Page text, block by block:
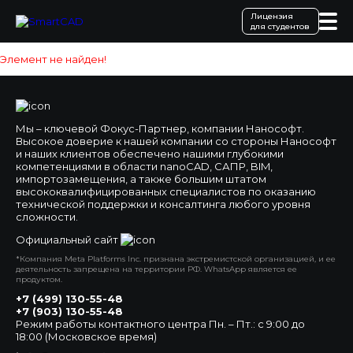
Лицензия
для студентов
Элемент не найден!
Мы – ключевой Фокус-Партнер, компании Нанософт.
Высокое доверие к нашей компании со стороны Нанософт
и наших клиентов обеспечено нашими глубокими
компетенциями в области nanoCAD, САПР, BIM,
импортозамещения, а также большим штатом
высококвалифицированных специалистов по оказанию
технической поддержки и консалтинга любого уровня
сложности.
Официальный сайт
*Компания Meta Platforms Inc. признана экстремистской организацией, и ее
деятельность запрещена на территории РФ. WhatsApp является ее
продуктом.
+7 (499) 130-55-48
+7 (903) 130-55-48
Режим работы контактного центра Пн. – Пт.: с 9:00 до
18:00 (Московское время)